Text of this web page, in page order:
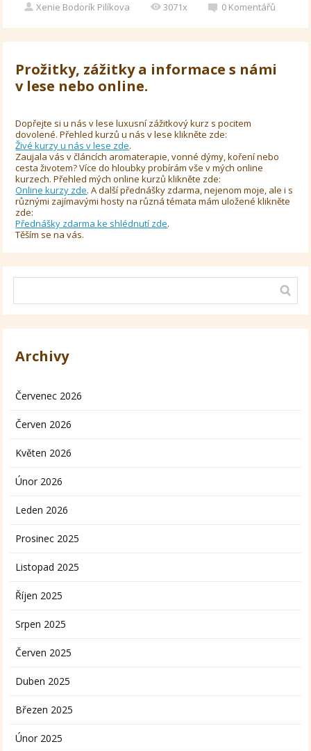
Xenie Bodorík Pilíkova 3071x 0 Komentářů
Prožitky, zážitky a informace s námi
v lese nebo online.
Dopřejte si u nás v lese luxusní zážitkový kurz s pocitem
dovolené. Přehled kurzů u nás v lese klikněte zde:
Živé kurzy u nás v lese zde.
Zaujala vás v článcích aromaterapie, vonné dýmy, koření nebo
cesta životem? Více do hloubky probírám vše v mých online
kurzech. Přehled mých online kurzů klikněte zde:
Online kurzy zde. A další přednášky zdarma, nejenom moje, ale i s
různými zajímavými hosty na různá témata mám uložené klikněte
zde:
Přednášky zdarma ke shlédnutí zde.
Těším se na vás.
Archivy
Červenec 2026
Červen 2026
Květen 2026
Únor 2026
Leden 2026
Prosinec 2025
Listopad 2025
Říjen 2025
Srpen 2025
Červen 2025
Duben 2025
Březen 2025
Únor 2025